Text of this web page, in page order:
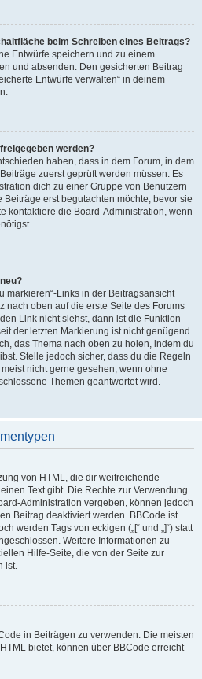
beim Schreiben eines Beitrags?
Entwürfe speichern und zu einem
und absenden. Den gesicherten Beitrag
Entwürfe verwalten“ in deinem
werden?
haben, dass in dem Forum, in dem
zuerst geprüft werden müssen. Es
dich zu einer Gruppe von Benutzern
erst begutachten möchte, bevor sie
kontaktiere die Board-Administration, wenn
markieren“-Links in der Beitragsansicht
nach oben auf die erste Seite des Forums
Link nicht siehst, dann ist die Funktion
der letzten Markierung ist nicht genügend
das Thema nach oben zu holen, indem du
Stelle jedoch sicher, dass du die Regeln
nicht gerne gesehen, wenn ohne
Themen geantwortet wird.
von HTML, die dir weitreichende
Text gibt. Die Rechte zur Verwendung
Administration vergeben, können jedoch
Beitrag deaktiviert werden. BBCode ist
werden Tags von eckigen („[“ und „]“) statt
Weitere Informationen zu
Hilfe-Seite, die von der Seite zur
ist.
in Beiträgen zu verwenden. Die meisten
bietet, können über BBCode erreicht